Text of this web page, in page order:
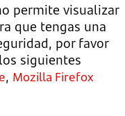
permite visualizar
que tengas una
por favor
siguientes
, Mozilla Firefox